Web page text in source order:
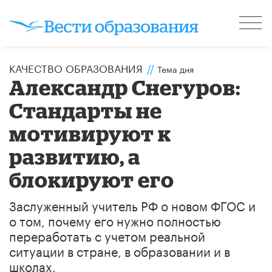
КАЧЕСТВО ОБРАЗОВАНИЯ // Тема дня
Александр Снегуров:
Стандарты не
мотивируют к
развитию, а
блокируют его
Заслуженный учитель РФ о новом ФГОС и
о том, почему его нужно полностью
переработать с учетом реальной
ситуации в стране, в образовании и в
школах.